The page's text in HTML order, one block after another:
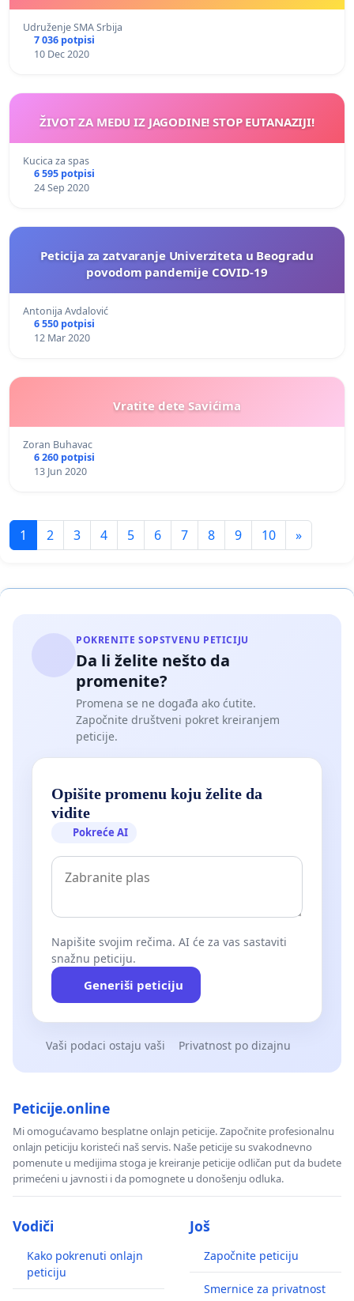
Udruženje SMA Srbija
7 036 potpisi
10 Dec 2020
ŽIVOT ZA MEDU IZ JAGODINE! STOP EUTANAZIJI!
Kucica za spas
6 595 potpisi
24 Sep 2020
Peticija za zatvaranje Univerziteta u Beogradu
povodom pandemije COVID-19
Antonija Avdalović
6 550 potpisi
12 Mar 2020
Vratite dete Savićima
Zoran Buhavac
6 260 potpisi
13 Jun 2020
1 2 3 4 5 6 7 8 9 10 »
POKRENITE SOPSTVENU PETICIJU
Da li želite nešto da
promenite?
Promena se ne događa ako ćutite.
Započnite društveni pokret kreiranjem
peticije.
Opišite promenu koju želite da
vidite
Pokreće AI
Napišite svojim rečima. AI će za vas sastaviti
snažnu peticiju.
Generiši peticiju
Vaši podaci ostaju vaši Privatnost po dizajnu
Peticije.online
Mi omogućavamo besplatne onlajn peticije. Započnite profesionalnu
onlajn peticiju koristeći naš servis. Naše peticije su svakodnevno
pomenute u medijima stoga je kreiranje peticije odličan put da budete
primećeni u javnosti i da pomognete u donošenju odluka.
Vodiči
Kako pokrenuti onlajn
peticiju
Još
Započnite peticiju
Smernice za privatnost